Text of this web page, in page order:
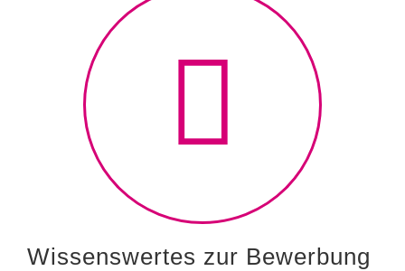
Wissenswertes zur Bewerbung